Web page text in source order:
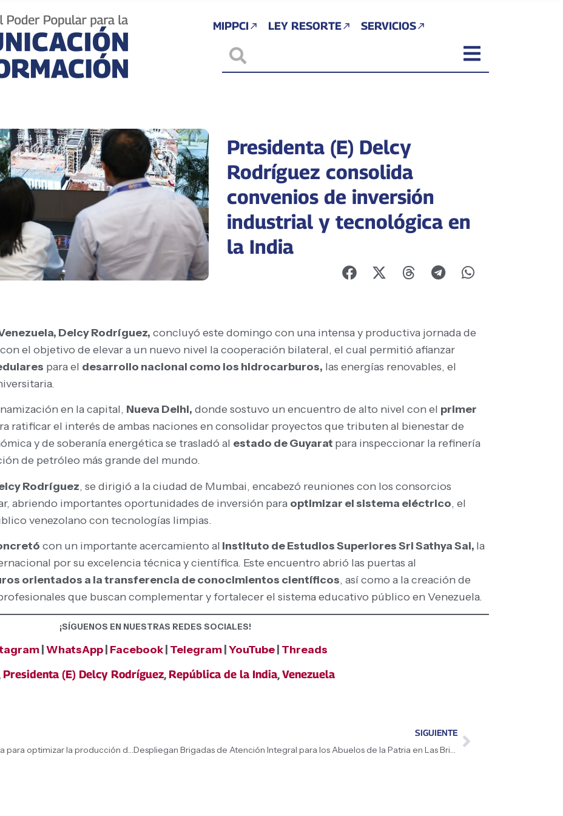
MIPPCI LEY RESORTE SERVICIOS
Presidenta (E) Delcy
Rodríguez consolida
convenios de inversión
industrial y tecnológica en
la India
Delcy Rodríguez, concluyó este domingo con una intensa y productiva jornada de
con el objetivo de elevar a un nuevo nivel la cooperación bilateral, el cual permitió afianzar
para el desarrollo nacional como los hidrocarburos, las energías renovables, el
en la capital, Nueva Delhi, donde sostuvo un encuentro de alto nivel con el primer
ratificar el interés de ambas naciones en consolidar proyectos que tributen al bienestar de
y de soberanía energética se trasladó al estado de Guyarat para inspeccionar la refinería
de petróleo más grande del mundo.
Rodríguez, se dirigió a la ciudad de Mumbai, encabezó reuniones con los consorcios
abriendo importantes oportunidades de inversión para optimizar el sistema eléctrico, el
venezolano con tecnologías limpias.
con un importante acercamiento al Instituto de Estudios Superiores Sri Sathya Sai, la
por su excelencia técnica y científica. Este encuentro abrió las puertas al
orientados a la transferencia de conocimientos científicos, así como a la creación de
que buscan complementar y fortalecer el sistema educativo público en Venezuela.
¡SÍGUENOS EN NUESTRAS REDES SOCIALES!
WhatsApp Facebook Telegram YouTube Threads
Presidenta (E) Delcy Rodríguez, República de la India,Venezuela
Fundación IDEA capacita a agricultores de Baruta para optimizar la producción de cacao
SIGUIENTE
Despliegan Brigadas de Atención Integral para los Abuelos de la Patria en Las Brisas